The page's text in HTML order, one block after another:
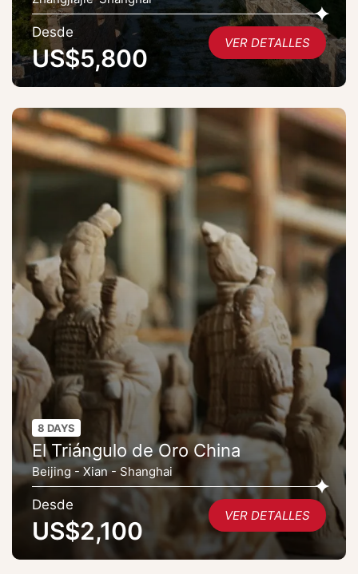
Desde
US$5,800
VER DETALLES
8 DAYS
El Triángulo de Oro China
Beijing - Xian - Shanghai
Desde
US$2,100
VER DETALLES